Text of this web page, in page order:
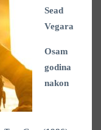
Sead
Vegara
Osam
godina
nakon